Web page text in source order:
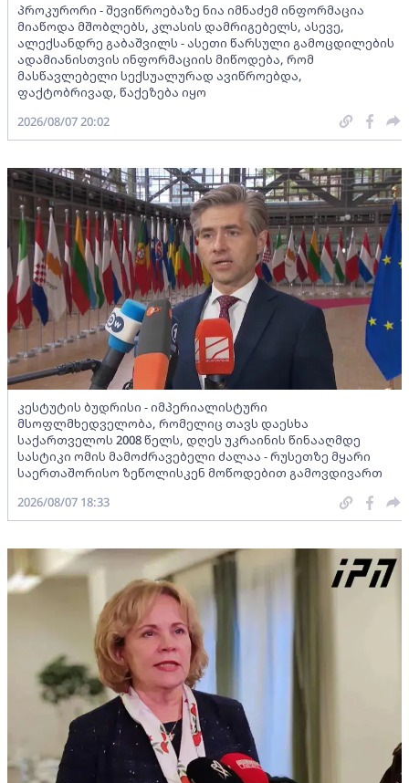
პროკურორი - შევიწროებაზე ნია იმნაძემ ინფორმაცია
მიაწოდა მშობლებს, კლასის დამრიგებელს, ასევე,
ალექსანდრე გაბაშვილს - ასეთი წარსული გამოცდილების
ადამიანისთვის ინფორმაციის მიწოდება, რომ
მასწავლებელი სექსუალურად ავიწროებდა,
ფაქტობრივად, წაქეზება იყო
2026/08/07 20:02
კესტუტის ბუდრისი - იმპერიალისტური
მსოფლმხედველობა, რომელიც თავს დაესხა
საქართველოს 2008 წელს, დღეს უკრაინის წინააღმდე
სასტიკი ომის მამოძრავებელი ძალაა - რუსეთზე მყარი
საერთაშორისო ზეწოლისკენ მოწოდებით გამოვდივართ
2026/08/07 18:33